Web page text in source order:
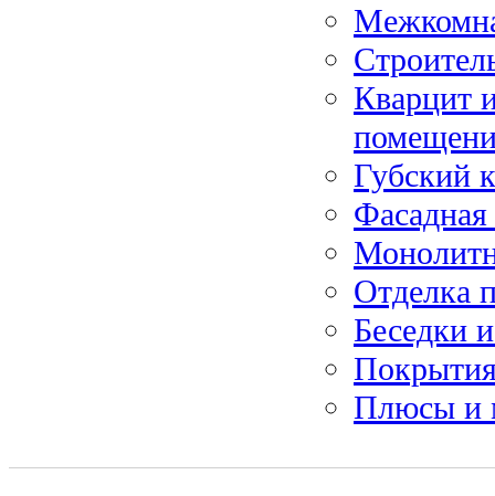
Кварцит
Губский
Фасадная
Отделка
Беседки
Плюсы и